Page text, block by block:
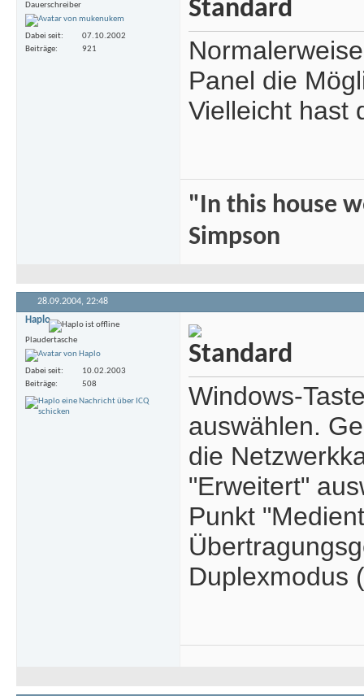
Dauerschreiber
Dabei seit
07.10.2002
Beiträge
921
Panel die
Vielleicht hast
"In this house
Simpson
28.09.2004, 22:48
Haplo
Plaudertasche
Dabei seit
10.02.2003
Beiträge
508
Windows-
auswählen.
die
"Erweitert"
Punkt
Duplexmodus